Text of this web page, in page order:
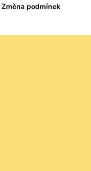
Změna podmínek